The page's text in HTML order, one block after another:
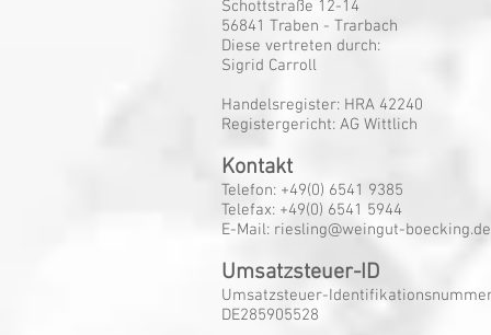
Schottstraße 12-14
56841 Traben - Trarbach
Diese vertreten durch:
Sigrid Carroll
Handelsregister: HRA 42240
Registergericht: AG Wittlich
Kontakt
Telefon: +49(0) 6541 9385
Telefax: +49(0) 6541 5944
E-Mail: riesling@weingut-boecking.de
Umsatzsteuer-ID
Umsatzsteuer-
DE285905528